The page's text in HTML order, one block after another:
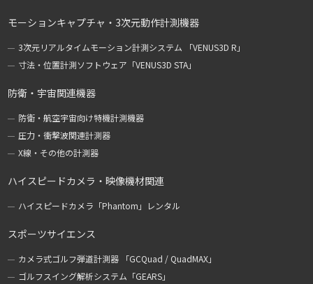
モーションキャプチャ・3次元動作計測機器
3次元リアルタイムモーション計測システム 「VENUS3D R」
寸法・位置計測ソフトウェア「VENUS3D STA」
防衛・宇宙関連機器
防衛・航空宇宙向け特機計測機器
圧力・衝撃波関連計測器
X線・その他の計測器
ハイスピードカメラ・映像機材関連
ハイスピードカメラ「Phantom」レンタル
スポーツサイエンス
カメラ式ゴルフ弾道計測器 「GCQuad / QuadMAX」
ゴルフスイング解析システム「GEARS」